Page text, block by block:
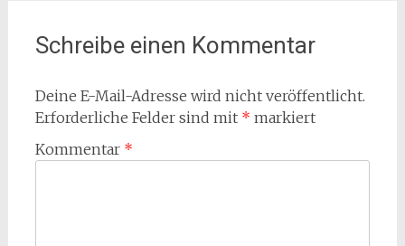
Schreibe einen Kommentar
Deine E-Mail-Adresse wird nicht veröffentlicht.
Erforderliche Felder sind mit * markiert
Kommentar *